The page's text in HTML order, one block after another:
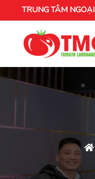
TRUNG TÂM